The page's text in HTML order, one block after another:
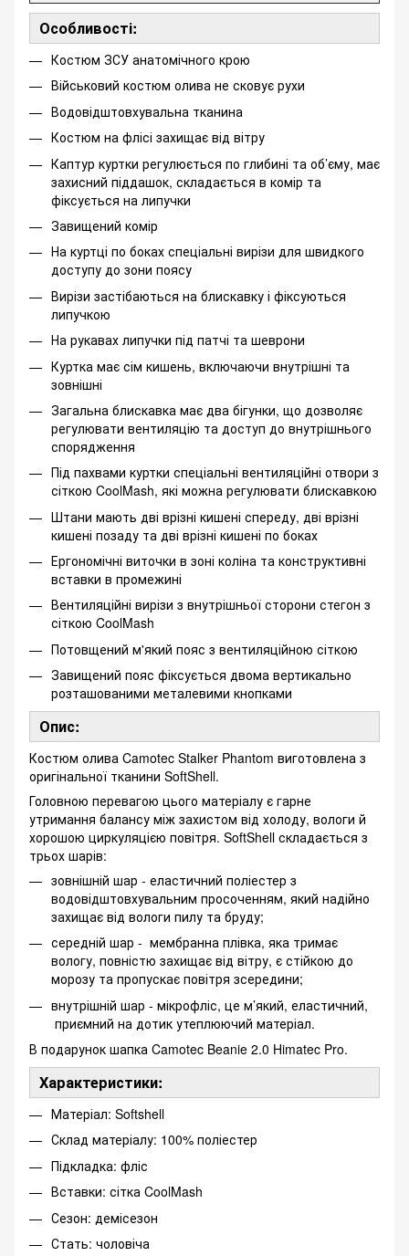
Особливості:
Костюм ЗСУ анатомічного крою
Військовий костюм олива не сковує рухи
Водовідштовхувальна тканина
Костюм на флісі захищає від вітру
Каптур куртки регулюється по глибині та об’єму, має
захисний піддашок, складається в комір та
фіксується на липучки
Завищений комір
На куртці по боках спеціальні вирізи для швидкого
доступу до зони поясу
Вирізи застібаються на блискавку і фіксуються
липучкою
На рукавах липучки під патчі та шеврони
Куртка має сім кишень, включаючи внутрішні та
зовнішні
Загальна блискавка має два бігунки, що дозволяє
регулювати вентиляцію та доступ до внутрішнього
спорядження
Під пахвами куртки спеціальні вентиляційні отвори з
сіткою CoolMash, які можна регулювати блискавкою
Штани мають дві врізні кишені спереду, дві врізні
кишені позаду та дві врізні кишені по боках
Ергономічні виточки в зоні коліна та конструктивні
вставки в промежині
Вентиляційні вирізи з внутрішньої сторони стегон з
сіткою CoolMash
Потовщений м'який пояс з вентиляційною сіткою
Завищений пояс фіксується двома вертикально
розташованими металевими кнопками
Опис:
Костюм олива Camotec Stalker Phantom виготовлена з
оригінальної тканини SoftShell.
Головною перевагою цього матеріалу є гарне
утримання балансу між захистом від холоду, вологи й
хорошою циркуляцією повітря. SoftShell складається з
трьох шарів:
зовнішній шар - еластичний поліестер з
водовідштовхувальним просоченням, який надійно
захищає від вологи пилу та бруду;
середній шар - мембранна плівка, яка тримає
вологу, повністю захищає від вітру, є стійкою до
морозу та пропускає повітря зсередини;
внутрішній шар - мікрофліс, це м’який, еластичний,
приємний на дотик утеплюючий матеріал.
В подарунок шапка Camotec Beanie 2.0 Himatec Pro.
Характеристики:
Матеріал: Softshell
Склад матеріалу: 100% поліестер
Підкладка: фліс
Вставки: сітка CoolMash
Сезон: демісезон
Стать: чоловіча